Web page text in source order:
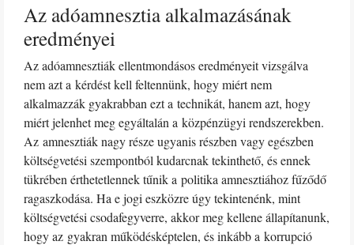
Az adóamnesztia alkalmazásának
eredményei
Az adóamnesztiák ellentmondásos eredményeit vizsgálva
nem azt a kérdést kell feltennünk, hogy miért nem
alkalmazzák gyakrabban ezt a technikát, hanem azt, hogy
miért jelenhet meg egyáltalán a közpénzügyi rendszerekben.
Az amnesztiák nagy része ugyanis részben vagy egészben
költségvetési szempontból kudarcnak tekinthető, és ennek
tükrében érthetetlennek tűnik a politika amnesztiához fűződő
ragaszkodása. Ha e jogi eszközre úgy tekintenénk, mint
költségvetési csodafegyverre, akkor meg kellene állapítanunk,
hogy az gyakran működésképtelen, és inkább a korrupció